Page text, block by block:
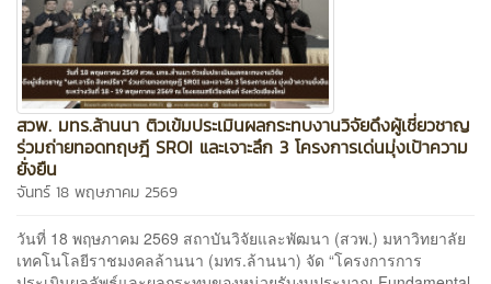
สวพ. มทร.ล้านนา ติวเข้มประเมินผลกระทบงานวิจัยดึงผู้เชี่ยวชาญ
ร่วมถ่ายทอดทฤษฎี SROI และเจาะลึก 3 โครงการเด่นมุ่งเป้าความ
ยั่งยืน
จันทร์ 18 พฤษภาคม 2569
วันที่ 18 พฤษภาคม 2569 สถาบันวิจัยและพัฒนา (สวพ.) มหาวิทยาลัย
เทคโนโลยีราชมงคลล้านนา (มทร.ล้านนา) จัด “โครงการการ